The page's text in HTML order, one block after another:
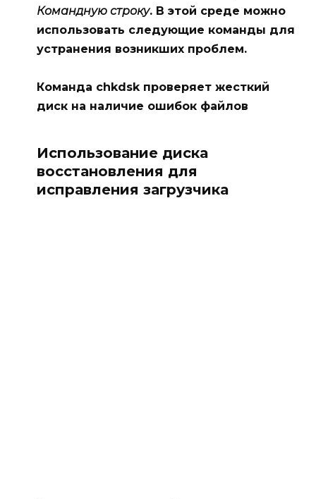
Командную строку. В этой среде можно
использовать следующие команды для
устранения возникших проблем.
Команда chkdskпроверяет жесткий
диск на наличие ошибок файлов
Использование диска
восстановления для
исправления загрузчика